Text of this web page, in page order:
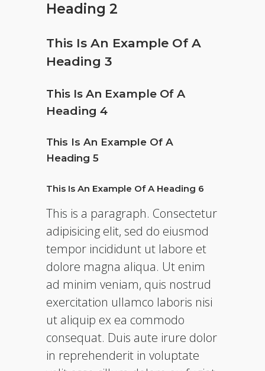
Heading 2
This Is An Example Of A
Heading 3
This Is An Example Of A
Heading 4
This Is An Example Of A
Heading 5
This Is An Example Of A Heading 6
This is a paragraph. Consectetur
adipisicing elit, sed do eiusmod
tempor incididunt ut labore et
dolore magna aliqua. Ut enim
ad minim veniam, quis nostrud
exercitation ullamco laboris nisi
ut aliquip ex ea commodo
consequat. Duis aute irure dolor
in reprehenderit in voluptate